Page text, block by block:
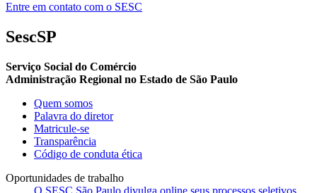
Entre em contato com o SESC
SescSP
Serviço Social do Comércio
Administração Regional no Estado de São Paulo
Quem somos
Palavra do diretor
Matricule-se
Transparência
Código de conduta ética
Oportunidades de trabalho